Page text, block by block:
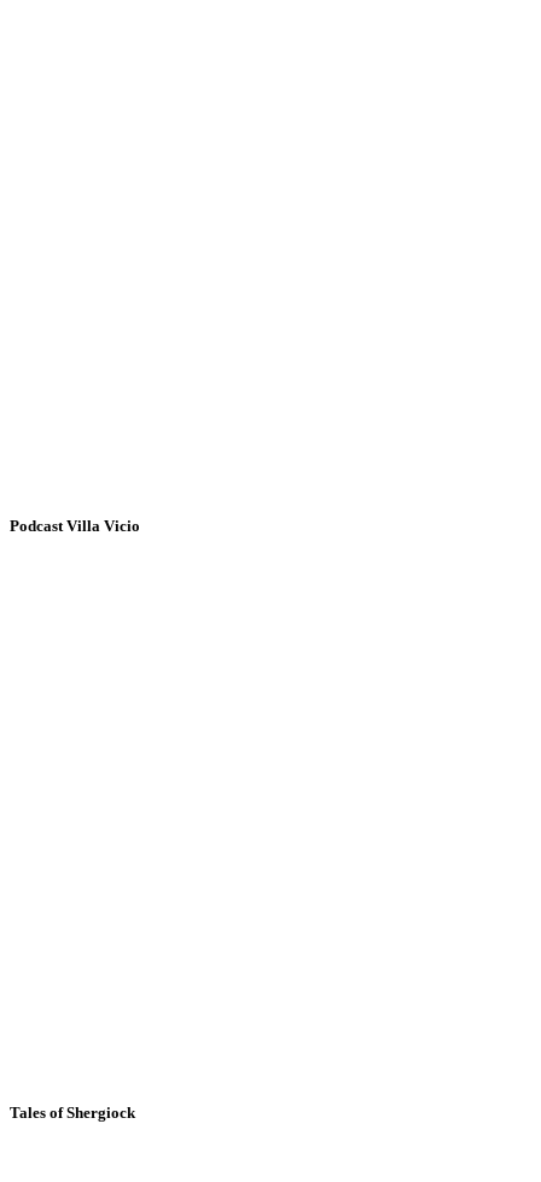
Podcast Villa Vicio
Tales of Shergiock